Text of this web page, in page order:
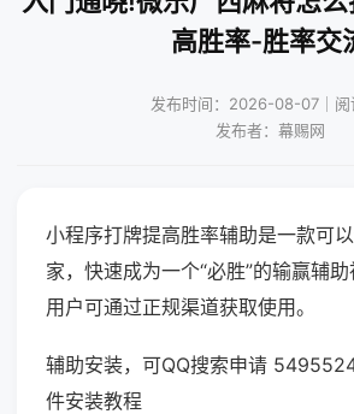
高胜率-胜率交
发布时间：2026-08-07｜阅
发布者：幕赐网
小程序打牌提高胜率辅助是一款可
家，快速成为一个“必胜”的输赢辅
用户可通过正规渠道获取使用。
辅助安装，可QQ搜索申请
件安装教程